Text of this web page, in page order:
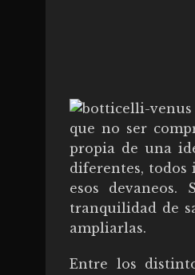
que no ser
propia de una
diferentes, todos
esos
tranquilidad de
ampliarlas.
Entre los